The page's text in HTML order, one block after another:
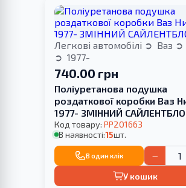
Легкові автомобілі Ваз
1977-
740.00 грн
Поліуретанова подушка
роздаткової коробки Ваз
1977- ЗМІННИЙ
Код товару: PP201663
В наявності:15шт.
В один клік −
У кошик